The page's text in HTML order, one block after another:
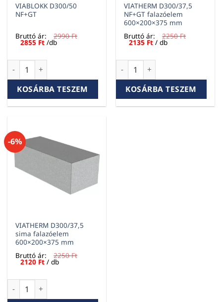
VIABLOKK D300/50
NF+GT
Bruttó ár: 2990Ft
Original
price
2990 Ft.
2855 FtCurrent
price
2855 Ft.
/db
VIABLOKK D300/50 NF+GT mennyiség
KOSÁRBA TESZEM
VIATHERM D300/37,5
NF+GT falazóelem
600×200×375 mm
Bruttó ár:
2250Ft
Original
price
2250 Ft.
2135 FtCurrent
price
2135 Ft.
/ db
VIATHERM D300/37,5
KOSÁRBA TESZEM
-6%
VIATHERM D300/37,5
sima falazóelem
600×200×375 mm
Bruttó ár:
2250Ft
Original
price
2250 Ft.
2120 FtCurrent
price
2120 Ft.
/ db
VIATHERM D300/37,5 sima falazóelem 600×200×375 mm